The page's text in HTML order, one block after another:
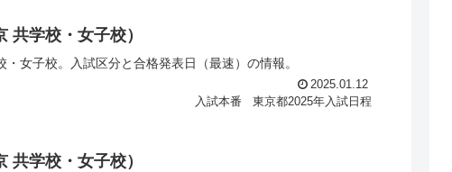
共学校・女子校）
女子校。入試区分と合格発表日（最速）の情報。
2025.01.12
入試本番
東京都2025年入試日程
共学校・女子校）